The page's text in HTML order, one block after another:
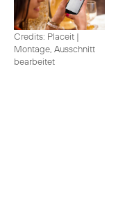
Credits: Placeit |
Montage, Ausschnitt
bearbeitet